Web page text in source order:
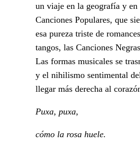
un viaje en la geografía y en
Canciones Populares, que
esa pureza triste de
tangos, las Canciones
Las formas musicales se
y el nihilismo sentimental
llegar más derecha al
Puxa, puxa,
cómo la rosa huele.